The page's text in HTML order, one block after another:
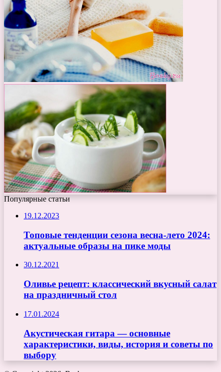
Популярные статьи
19.12.2023
Топовые тенденции сезона весна-лето 2024:
актуальные образы на пике моды
30.12.2021
Оливье рецепт: классический вкусный салат
на праздничный стол
17.01.2024
Акустическая гитара — основные
характеристики, виды, история и советы по
выбору